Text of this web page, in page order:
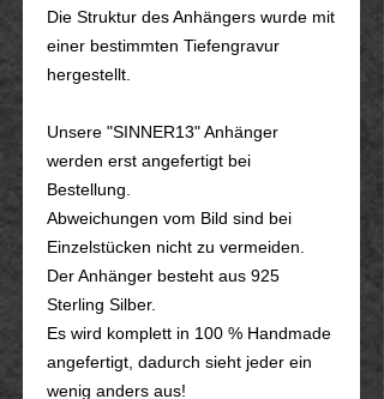
Die Struktur des Anhängers wurde mit
einer bestimmten Tiefengravur
hergestellt.
Unsere "SINNER13" Anhänger
werden erst angefertigt bei
Bestellung.
Abweichungen vom Bild sind bei
Einzelstücken nicht zu vermeiden.
Der Anhänger besteht aus 925
Sterling Silber.
Es wird komplett in 100 % Handmade
angefertigt, dadurch sieht jeder ein
wenig anders aus!